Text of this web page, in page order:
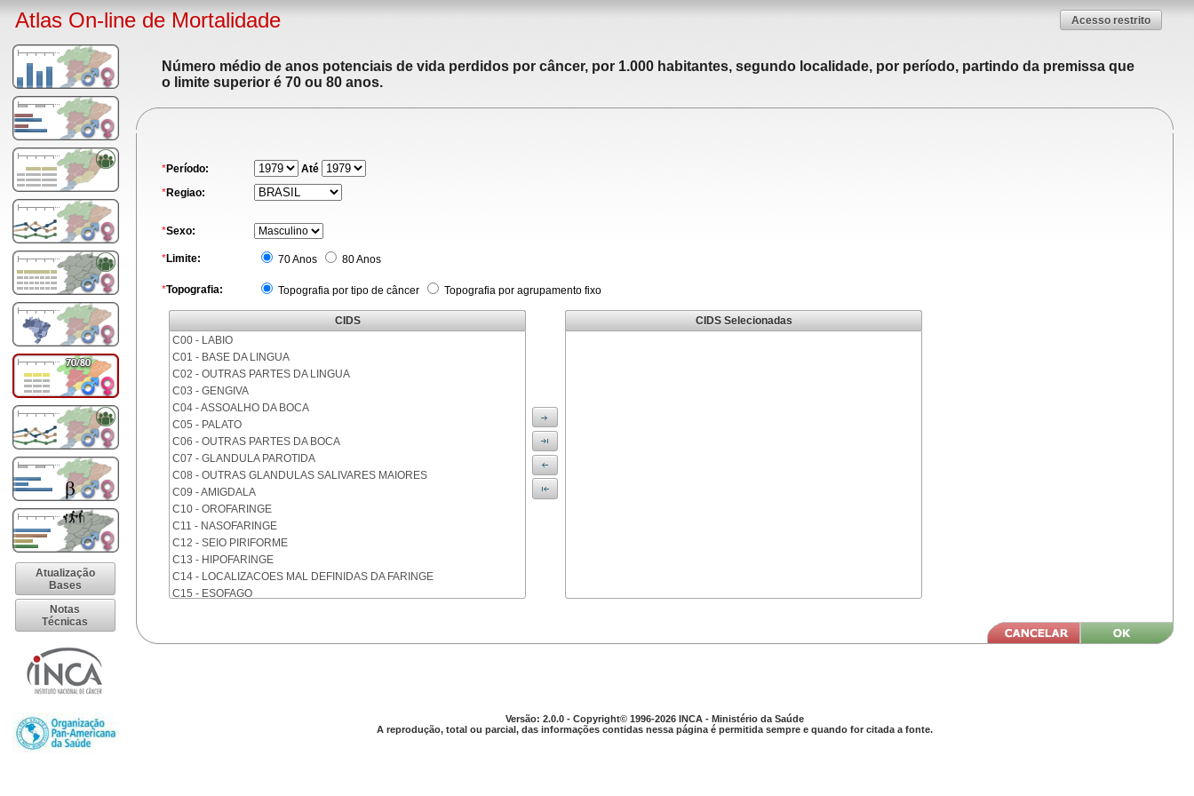
Atlas On-line de Mortalidade Acesso restrito
Atualização
Bases
Notas
Técnicas
Número médio de anos potenciais de vida perdidos por câncer, por 1.000 habitantes, segundo localidade, por período, partindo da premissa que
o limite superior é 70 ou 80 anos.
*Período:
Até
*Regiao:
*Sexo:
*Limite: 70 Anos 80 Anos
*Topografia: Topografia por tipo de câncer Topografia por agrupamento fixo
CIDS
C00 - LABIO
C01 - BASE DA LINGUA
C02 - OUTRAS PARTES DA LINGUA
C03 - GENGIVA
C04 - ASSOALHO DA BOCA
C05 - PALATO
C06 - OUTRAS PARTES DA BOCA
C07 - GLANDULA PAROTIDA
C08 - OUTRAS GLANDULAS SALIVARES MAIORES
C09 - AMIGDALA
C10 - OROFARINGE
C11 - NASOFARINGE
C12 - SEIO PIRIFORME
C13 - HIPOFARINGE
C14 - LOCALIZACOES MAL DEFINIDAS DA FARINGE
C15 - ESOFAGO
C18 - COLON
CIDS Selecionadas
Versão: 2.0.0 - Copyright© 1996-2026 INCA - Ministério da Saúde
A reprodução, total ou parcial, das informações contidas nessa página é permitida sempre e quando for citada a fonte.